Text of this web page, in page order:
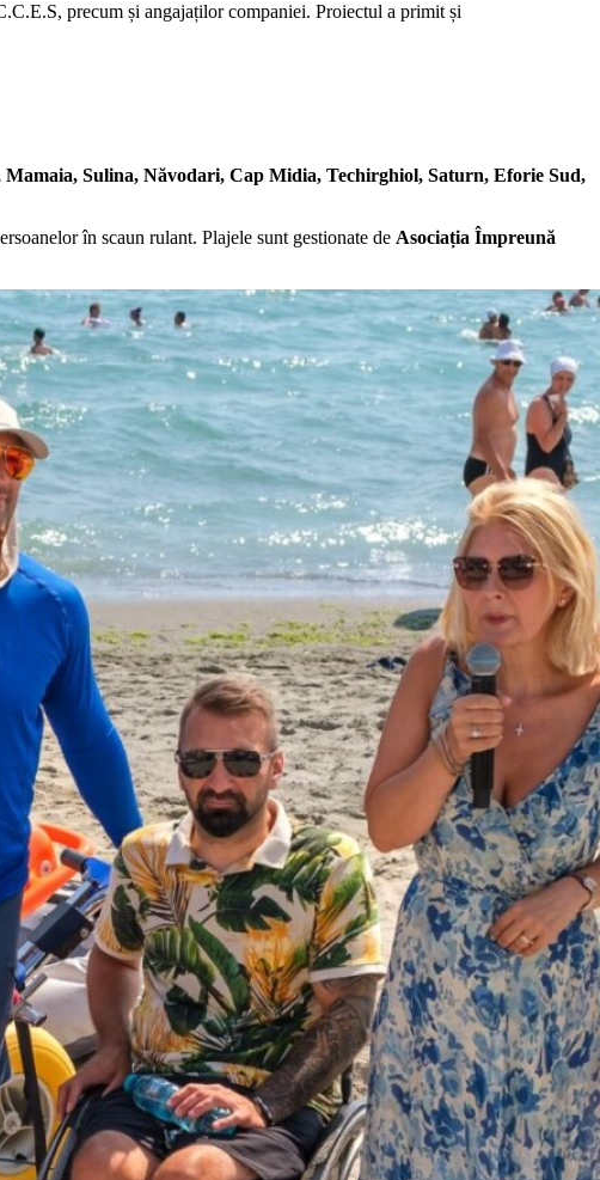
precum și angajaților companiei. Proiectul a primit și
Mamaia, Sulina, Năvodari, Cap Midia, Techirghiol, Saturn, Eforie Sud,
în scaun rulant. Plajele sunt gestionate de Asociația Împreună